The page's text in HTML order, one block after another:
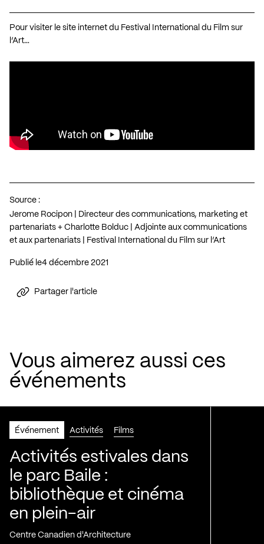
Pour visiter le site internet du Festival International du Film sur
l’Art…
Source :
Jerome Rocipon | Directeur des communications, marketing et
partenariats + Charlotte Bolduc | Adjointe aux communications
et aux partenariats | Festival International du Film sur l’Art
Publié le 4 décembre 2021
Partager l'article
Vous aimerez aussi ces
événements
Événement Activités Films
Activités estivales dans
le parc Baile :
bibliothèque et cinéma
en plein-air
Centre Canadien d'Architecture